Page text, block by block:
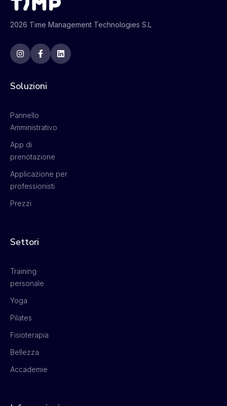
2026 Time Management Technologies S.L
Soluzioni
Pannello
Amministrativo
App di
prenotazione
Applicazione per
professionisti
Prezzi
Settori
Training
personale
Yoga
Pilates
Fisioterapia
Bellezza
Accademie